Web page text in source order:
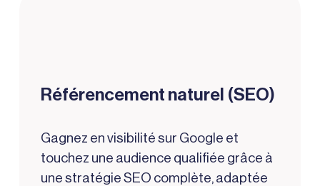
Référencement naturel (SEO)
Gagnez en visibilité sur Google et
touchez une audience qualifiée grâce à
une stratégie SEO complète, adaptée